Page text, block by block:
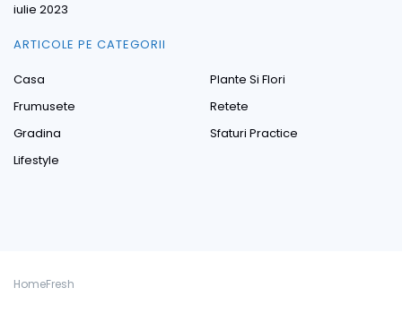
iulie 2023
ARTICOLE PE CATEGORII
Casa
Frumusete
Gradina
Lifestyle
Plante Si Flori
Retete
Sfaturi Practice
HomeFresh